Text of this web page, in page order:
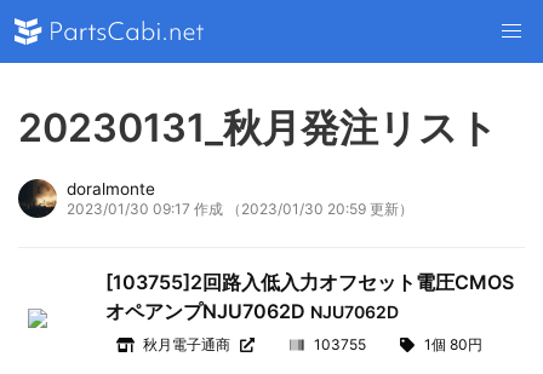
20230131_秋月発注リスト
doralmonte
2023/01/30 09:17 作成 （2023/01/30 20:59 更新）
[103755]2回路入低入力オフセット電圧CMOS
オペアンプNJU7062D NJU7062D
秋月電子通商 103755 1個 80円